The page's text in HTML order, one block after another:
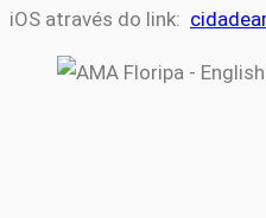
iOS através do link: